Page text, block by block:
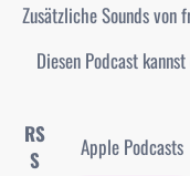
Zusätzliche Sounds von
Diesen Podcast
RS
S
Apple Podcasts